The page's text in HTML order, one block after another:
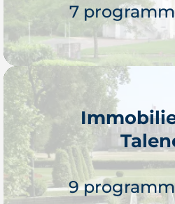
7
Je
9